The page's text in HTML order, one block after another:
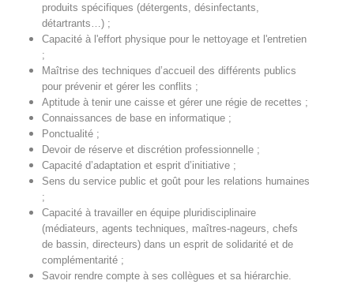
produits spécifiques (détergents, désinfectants,
détartrants…) ;
Capacité à l'effort physique pour le nettoyage et l'entretien
;
Maîtrise des techniques d’accueil des différents publics
pour prévenir et gérer les conflits ;
Aptitude à tenir une caisse et gérer une régie de recettes ;
Connaissances de base en informatique ;
Ponctualité ;
Devoir de réserve et discrétion professionnelle ;
Capacité d’adaptation et esprit d’initiative ;
Sens du service public et goût pour les relations humaines
;
Capacité à travailler en équipe pluridisciplinaire
(médiateurs, agents techniques, maîtres-nageurs, chefs
de bassin, directeurs) dans un esprit de solidarité et de
complémentarité ;
Savoir rendre compte à ses collègues et sa hiérarchie.